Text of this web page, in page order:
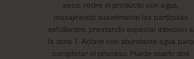
seco, retire el producto con agua,
masajeando suavemente las partículas
exfoliantes, prestando especial atención a
la zona T. Aclare con abundante agua para
completar el proceso. Puede usarlo dos